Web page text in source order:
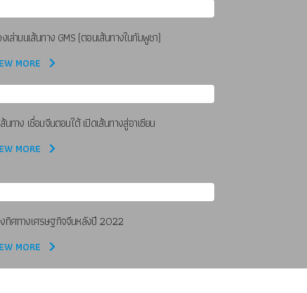
งเล่าบนเส้นทาง GMS (ตอนเส้นทางในกัมพูชา)
MORE
นทาง เชื่อมจีนตอนใต้ เปิดเส้นทางสู่อาเซียน
MORE
ทิศทางเศรษฐกิจจีนหลังปี 2022
MORE